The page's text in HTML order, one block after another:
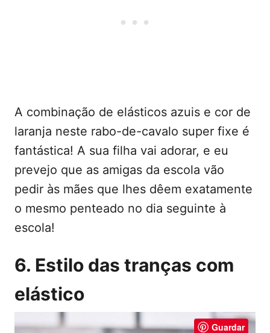
A combinação de elásticos azuis e cor de
laranja neste rabo-de-cavalo super fixe é
fantástica! A sua filha vai adorar, e eu
prevejo que as amigas da escola vão
pedir às mães que lhes dêem exatamente
o mesmo penteado no dia seguinte à
escola!
6. Estilo das tranças com
elástico
Guardar